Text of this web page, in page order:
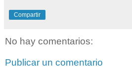
Compartir
No hay comentarios:
Publicar un comentario